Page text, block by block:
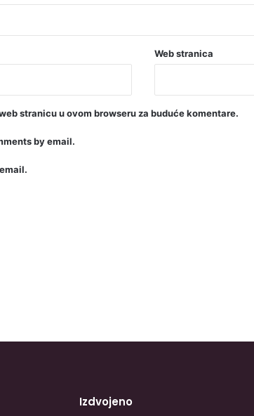
Web stranica
stranicu u ovom browseru za buduće komentare.
by email.
Izdvojeno